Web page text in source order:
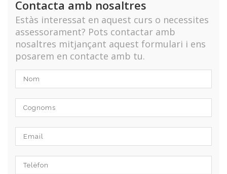
Contacta amb nosaltres
Estàs interessat en aquest curs o necessites
assessorament? Pots contactar amb
nosaltres mitjançant aquest formulari i ens
posarem en contacte amb tu.